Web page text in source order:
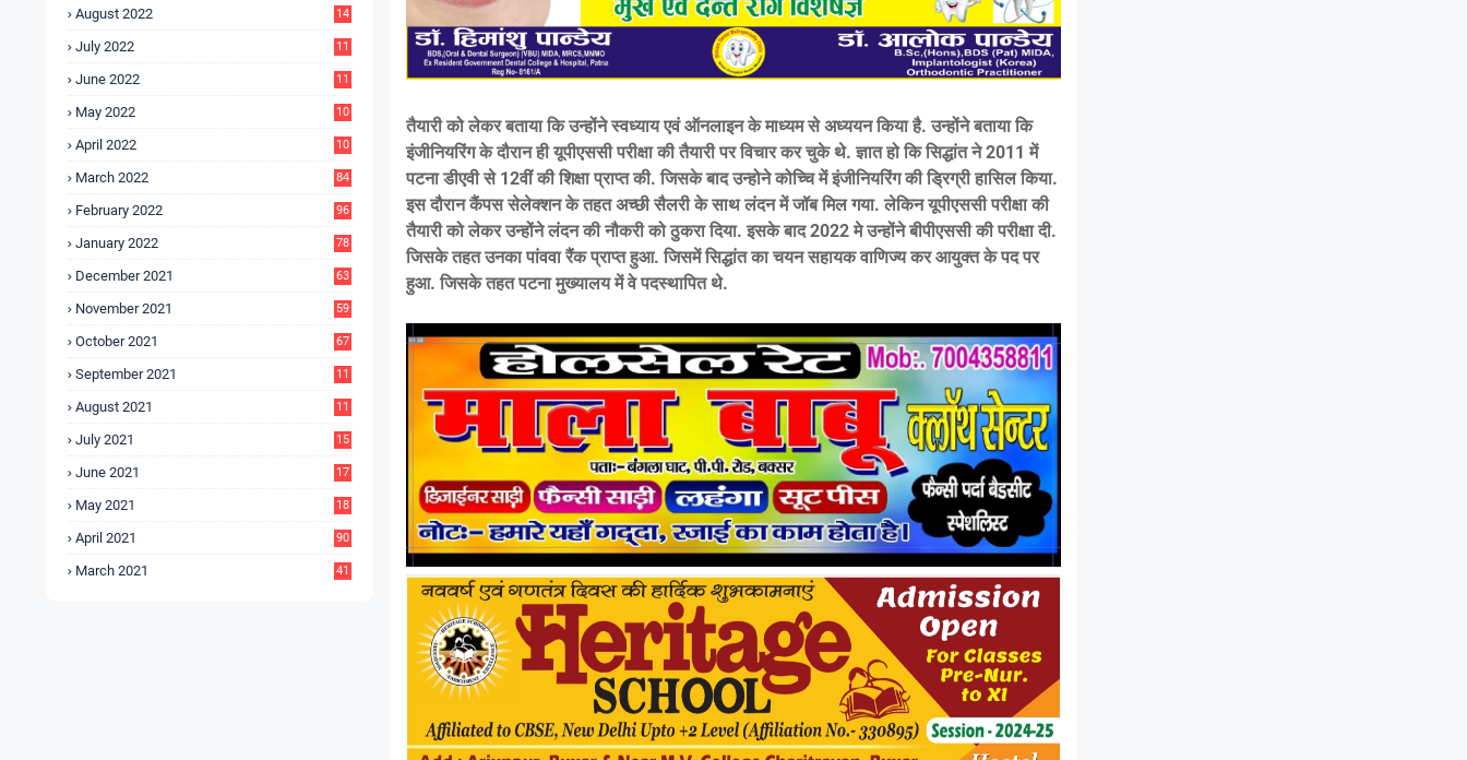
August 2022
14
July 2022
11
June 2022
11
May 2022
10
April 2022
10
March 2022 84
February 2022 96
January 2022 78
December 2021 63
November 2021 59
October 2021 67
September 2021
11
August 2021
11
July 2021
15
June 2021
17
May 2021
18
April 2021 90
March 2021 41
तैयारी को लेकर बताया कि उन्होंने स्वध्याय एवं ऑनलाइन के माध्यम से अध्ययन किया है. उन्होंने बताया कि
इंजीनियरिंग के दौरान ही यूपीएससी परीक्षा की तैयारी पर विचार कर चुके थे. ज्ञात हो कि सिद्धांत ने 2011 में
पटना डीएवी से 12वीं की शिक्षा प्राप्त की. जिसके बाद उन्होने कोच्चि में इंजीनियरिंग की ड्रिग्री हासिल किया.
इस दौरान कैंपस सेलेक्शन के तहत अच्छी सैलरी के साथ लंदन में जॉब मिल गया. लेकिन यूपीएससी परीक्षा की
तैयारी को लेकर उन्होंने लंदन की नौकरी को ठुकरा दिया. इसके बाद 2022 मे उन्होंने बीपीएससी की परीक्षा दी.
जिसके तहत उनका पांववा रैंक प्राप्त हुआ. जिसमें सिद्धांत का चयन सहायक वाणिज्य कर आयुक्त के पद पर
हुआ. जिसके तहत पटना मुख्यालय में वे पदस्थापित थे.